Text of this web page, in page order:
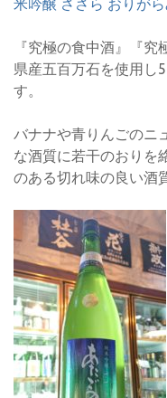
米吟醸 ささら おりがら
『究極の食中酒』『
県産五百万石を使用し
す。
バナナや青りんごのニ
な酒質に若干のおりを
のある切れ味の良い酒